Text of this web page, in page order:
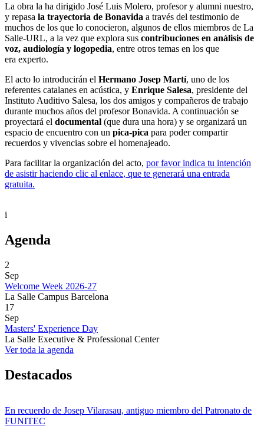
La obra la ha dirigido José Luis Molero, profesor y alumni nuestro,
y repasa la trayectoria de Bonavida a través del testimonio de
muchos de los que lo conocieron, algunos de ellos miembros de La
Salle-URL, a la vez que explora sus contribuciones en análisis de
voz, audiología y logopedia, entre otros temas en los que
era experto.
El acto lo introducirán el Hermano Josep Martí, uno de los
referentes catalanes en acústica, y Enrique Salesa, presidente del
Instituto Auditivo Salesa, los dos amigos y compañeros de trabajo
durante muchos años del profesor Bonavida. A continuación se
proyectará el documental (que dura una hora) y se organizará un
espacio de encuentro con un pica-pica para poder compartir
recuerdos y vivencias sobre el homenajeado.
Para facilitar la organización del acto, por favor indica tu intención
de asistir haciendo clic al enlace, que te generará una entrada
gratuita.
i
Agenda
2
Sep
Welcome Week 2026-27
La Salle Campus Barcelona
17
Sep
Masters' Experience Day
La Salle Executive & Professional Center
Ver toda la agenda
Destacados
En recuerdo de Josep Vilarasau, antiguo miembro del Patronato de
FUNITEC